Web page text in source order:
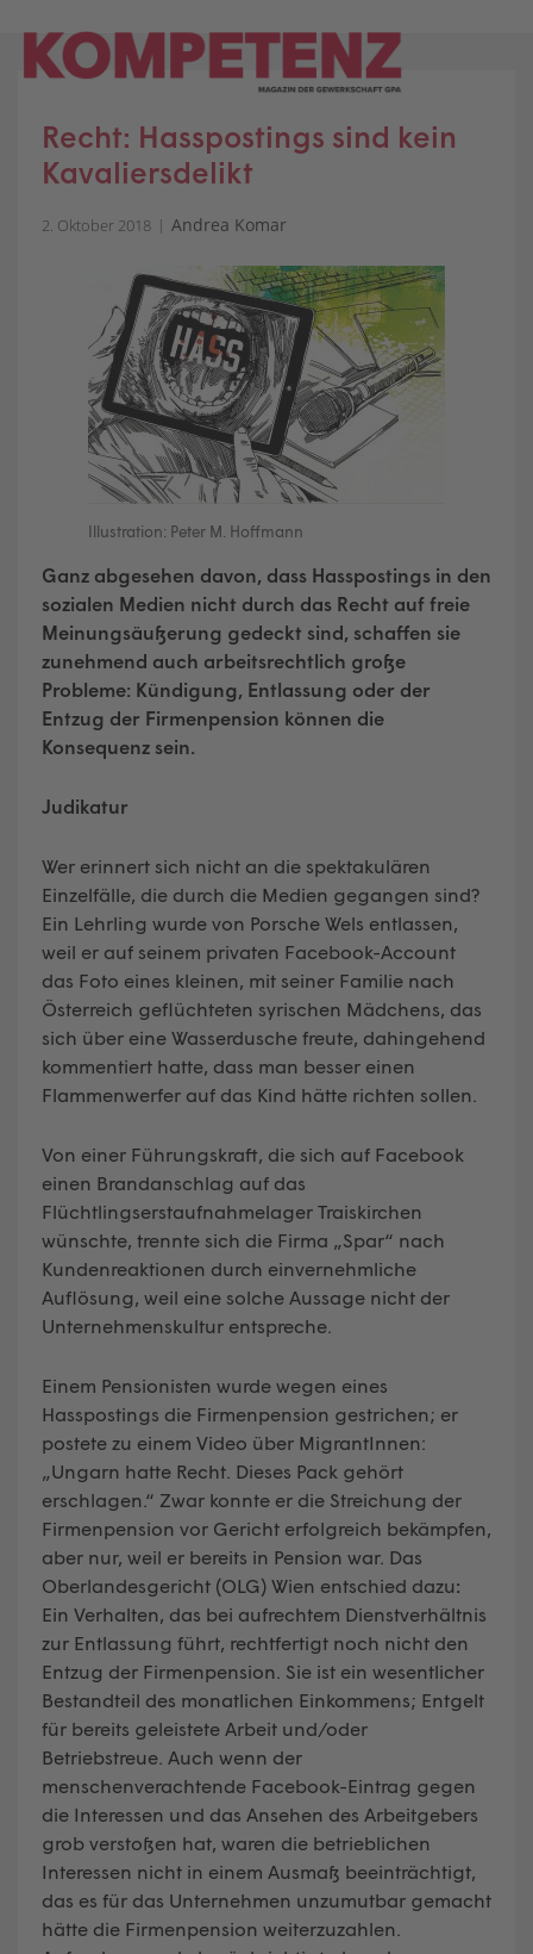
content
Recht: Hasspostings sind kein
Kavaliersdelikt
2. Oktober 2018 Andrea Komar
Illustration: Peter M. Hoffmann
Ganz abgesehen davon, dass Hasspostings in den
sozialen Medien nicht durch das Recht auf freie
Meinungsäußerung gedeckt sind, schaffen sie
zunehmend auch arbeitsrechtlich große
Probleme: Kündigung, Entlassung oder der
Entzug der Firmenpension können die
Konsequenz sein.
Judikatur
Wer erinnert sich nicht an die spektakulären
Einzelfälle, die durch die Medien gegangen sind?
Ein Lehrling wurde von Porsche Wels entlassen,
weil er auf seinem privaten Facebook-Account
das Foto eines kleinen, mit seiner Familie nach
Österreich geflüchteten syrischen Mädchens, das
sich über eine Wasserdusche freute, dahingehend
kommentiert hatte, dass man besser einen
Flammenwerfer auf das Kind hätte richten sollen.
Von einer Führungskraft, die sich auf Facebook
einen Brandanschlag auf das
Flüchtlingserstaufnahmelager Traiskirchen
wünschte, trennte sich die Firma „Spar“ nach
Kundenreaktionen durch einvernehmliche
Auflösung, weil eine solche Aussage nicht der
Unternehmenskultur entspreche.
Einem Pensionisten wurde wegen eines
Hasspostings die Firmenpension gestrichen; er
postete zu einem Video über MigrantInnen:
„Ungarn hatte Recht. Dieses Pack gehört
erschlagen.“ Zwar konnte er die Streichung der
Firmenpension vor Gericht erfolgreich bekämpfen,
aber nur, weil er bereits in Pension war. Das
Oberlandesgericht (OLG) Wien entschied dazu:
Ein Verhalten, das bei aufrechtem Dienstverhältnis
zur Entlassung führt, rechtfertigt noch nicht den
Entzug der Firmenpension. Sie ist ein wesentlicher
Bestandteil des monatlichen Einkommens; Entgelt
für bereits geleistete Arbeit und/oder
Betriebstreue. Auch wenn der
menschenverachtende Facebook-Eintrag gegen
die Interessen und das Ansehen des Arbeitgebers
grob verstoßen hat, waren die betrieblichen
Interessen nicht in einem Ausmaß beeinträchtigt,
das es für das Unternehmen unzumutbar gemacht
hätte die Firmenpension weiterzuzahlen.